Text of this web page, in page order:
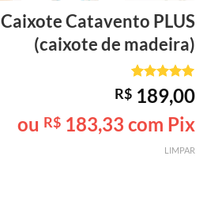
CaixoteCatavento PLUS
(caixote de madeira)
Avaliado
como5de
5, com
baseado em
1
de cliente
R$ 189,00
ou R$ 183,33 com Pix
LIMPAR